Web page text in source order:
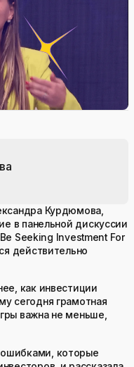
Курдюмова,
в панельной дискуссии
Seeking Investment For
действительно
как инвестиции
сегодня грамотная
важна не меньше,
которые